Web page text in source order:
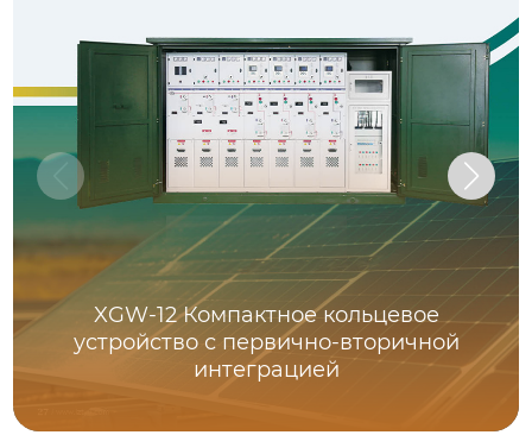
XGW-12 Компактное кольцевое
устройство с первично-вторичной
интеграцией